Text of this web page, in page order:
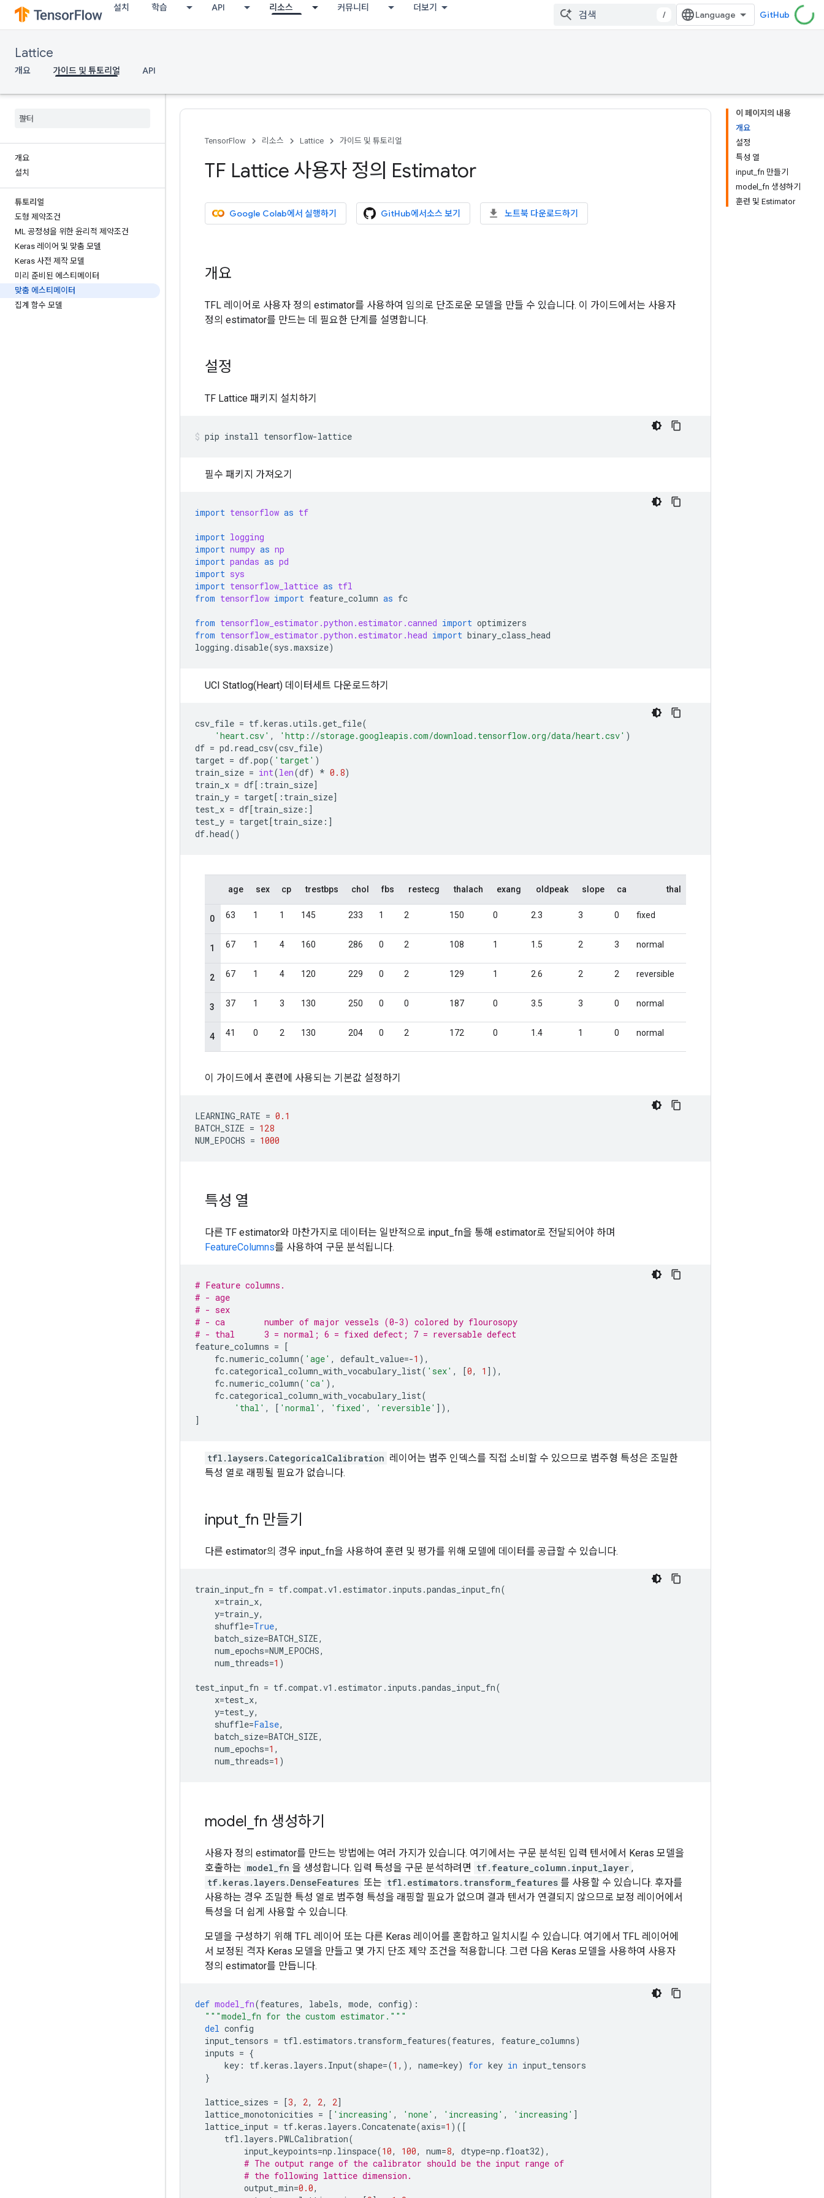
설치 학습 API 리소스 커뮤니티 더보기
/ GitHub
Lattice
개요 가이드 및 튜토리얼 API
개요
설치
튜토리얼
도형 제약조건
ML 공정성을 위한 윤리적 제약조건
Keras 레이어 및 맞춤 모델
Keras 사전 제작 모델
미리 준비된 에스티메이터
맞춤 에스티메이터
집계 함수 모델
이 페이지의 내용
개요
설정
특성 열
input_fn 만들기
model_fn 생성하기
훈련 및 Estimator
TensorFlow 리소스 Lattice 가이드 및 튜토리얼
TF Lattice 사용자 정의 Estimator
Google Colab에서 실행하기 GitHub에서소스 보기 노트북 다운로드하기
개요
TFL 레이어로 사용자 정의 estimator를 사용하여 임의로 단조로운 모델을 만들 수 있습니다. 이 가이드에서는 사용자
정의 estimator를 만드는 데 필요한 단계를 설명합니다.
설정
TF Lattice 패키지 설치하기
pip install tensorflow-lattice
필수 패키지 가져오기
import tensorflow as tf
import logging
import numpy as np
import pandas as pd
import sys
import tensorflow_lattice as tfl
from tensorflow import feature_column as fc
from tensorflow_estimator.python.estimator.canned import optimizers
from tensorflow_estimator.python.estimator.head import binary_class_head
logging .disable(sys .maxsize)
UCI Statlog(Heart) 데이터세트 다운로드하기
csv_file = tf.keras .utils .get_file(
'heart.csv' , 'http://storage.googleapis.com/download.tensorflow.org/data/heart.csv' )
df = pd . read_csv(csv_file)
target = df.pop( 'target' )
train_size = int(len(df) * 0.8)
train_x = df[: train_size]
train_y = target[: train_size]
test_x = df[train_size :]
test_y = target[train_size :]
df.head()
이 가이드에서 훈련에 사용되는 기본값 설정하기
LEARNING_RATE = 0.1
BATCH_SIZE = 128
NUM_EPOCHS = 1000
특성 열
다른 TF estimator와 마찬가지로 데이터는 일반적으로 input_fn을 통해 estimator로 전달되어야 하며
FeatureColumns를 사용하여 구문 분석됩니다.
# Feature columns.
# - age
# - sex
# - ca        number of major vessels (0-3) colored by flourosopy
# - thal      3 = normal; 6 = fixed defect; 7 = reversable defect
feature_columns = [
fc.numeric_column( 'age' , default_value=-1 ),
fc.categorical_column_with_vocabulary_list( 'sex' , [0, 1 ]),
fc.numeric_column( 'ca' ),
fc.categorical_column_with_vocabulary_list(
'thal' , [ 'normal' , 'fixed' , 'reversible' ]),
]
tfl.laysers.CategoricalCalibration 레이어는 범주 인덱스를 직접 소비할 수 있으므로 범주형 특성은 조밀한
특성 열로 래핑될 필요가 없습니다.
input fn 만들기
다른 estimator의 경우 input_fn을 사용하여 훈련 및 평가를 위해 모델에 데이터를 공급할 수 있습니다.
train_input_fn = tf.compat.v1 . estimator . inputs .pandas_input_fn(
x=train_x,
y=train_y,
shuffle=True,
batch_size=BATCH_SIZE,
num_epochs=NUM_EPOCHS,
num_threads=1 )
test_input_fn = tf.compat.v1 . estimator . inputs .pandas_input_fn(
x=test_x,
y=test_y,
shuffle=False,
batch_size=BATCH_SIZE,
num_epochs=1 ,
num_threads=1 )
model fn 생성하기
사용자 정의 estimator를 만드는 방법에는 여러 가지가 있습니다. 여기에서는 구문 분석된 입력 텐서에서 Keras 모델을
호출하는 model_fn 을 생성합니다. 입력 특성을 구문 분석하려면 tf.feature_column.input_layer ,
tf.keras.layers.DenseFeatures 또는 tfl.estimators.transform_features 를 사용할 수 있습니다. 후자를
사용하는 경우 조밀한 특성 열로 범주형 특성을 래핑할 필요가 없으며 결과 텐서가 연결되지 않으므로 보정 레이어에서
특성을 더 쉽게 사용할 수 있습니다.
모델을 구성하기 위해 TFL 레이어 또는 다른 Keras 레이어를 혼합하고 일치시킬 수 있습니다. 여기에서 TFL 레이어에
서 보정된 격자 Keras 모델을 만들고 몇 가지 단조 제약 조건을 적용합니다. 그런 다음 Keras 모델을 사용하여 사용자
정의 estimator를 만듭니다.
def model_fn(features, labels, mode, config):
"""model_fn for the custom estimator."""
del config
input_tensors = tfl . estimators . transform_features(features, feature_columns)
inputs = {
key : tf.keras . layers . Input(shape=(1 ,), name=key) for key in input_tensors
}
lattice_sizes = [3, 2, 2, 2]
lattice_monotonicities = [ 'increasing' , 'none' , 'increasing' , 'increasing' ]
lattice_input = tf.keras . layers .Concatenate(axis=1 )([
tfl . layers . PWLCalibration(
input_keypoints=np . linspace(10, 100, num=8, dtype=np . float32),
# The output range of the calibrator should be the input range of
# the following lattice dimension.
output_min=0.0,